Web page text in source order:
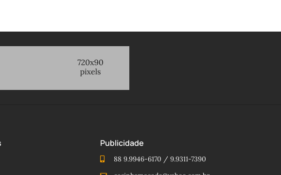
Publicidade
88 9.9946-6170 / 9.9311-7390